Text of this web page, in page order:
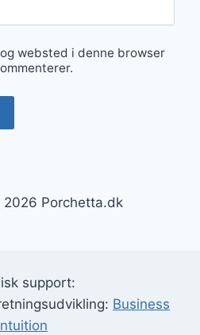
websted i denne browser
Porchetta.dk
support:
Business